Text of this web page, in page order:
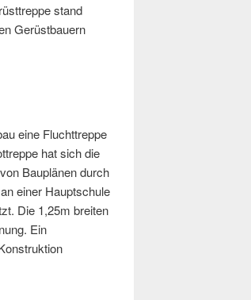
stand
Gerüstbauern
eine Fluchttreppe
hat sich die
Bauplänen durch
einer Hauptschule
Die 1,25m breiten
Ein